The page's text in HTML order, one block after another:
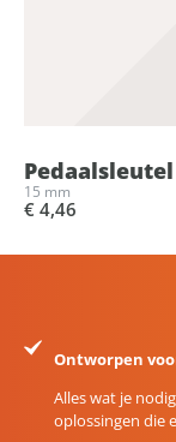
15 mm
€ 4,46
Ontworpen
Alles wat je
oplossingen die